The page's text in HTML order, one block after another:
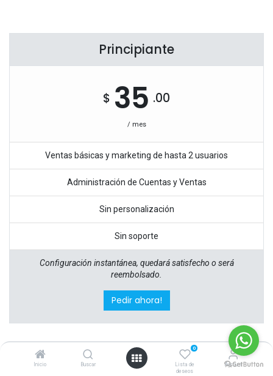
Inicio Buscar
0
Lista de
deseos
Account
Principiante
$ 35 .00
/ mes
Ventas básicas y marketing de hasta 2 usuarios
Administración de Cuentas y Ventas
Sin personalización
Sin soporte
Configuración instantánea, quedará satisfecho o será
reembolsado.
Pedir ahora!
Profesional